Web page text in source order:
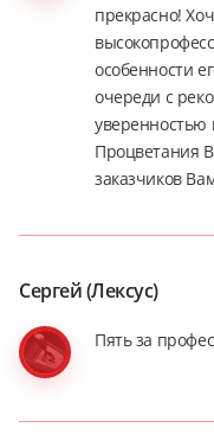
прекрасно!
особенности
очереди с
уверенностью
Процветания
заказчиков
Сергей (Лексус)
Пять за